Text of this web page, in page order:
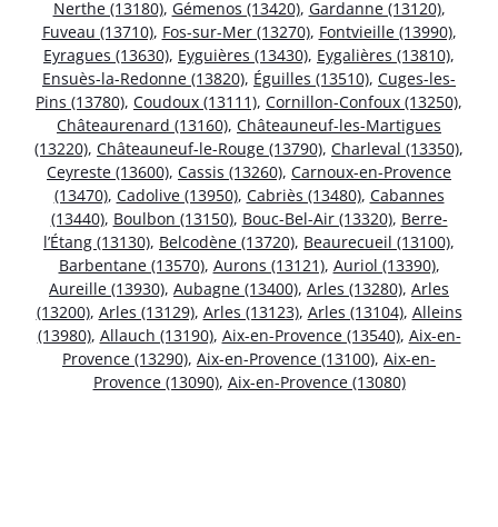
Nerthe (13180), Gémenos (13420), Gardanne (13120),
Fuveau (13710), Fos-sur-Mer (13270), Fontvieille (13990),
Eyragues (13630), Eyguières (13430), Eygalières (13810),
Ensuès-la-Redonne (13820), Éguilles (13510), Cuges-les-
Pins (13780), Coudoux (13111), Cornillon-Confoux (13250),
Châteaurenard (13160), Châteauneuf-les-Martigues
(13220), Châteauneuf-le-Rouge (13790), Charleval (13350),
Ceyreste (13600), Cassis (13260), Carnoux-en-Provence
(13470), Cadolive (13950), Cabriès (13480), Cabannes
(13440), Boulbon (13150), Bouc-Bel-Air (13320), Berre-
l’Étang (13130), Belcodène (13720), Beaurecueil (13100),
Barbentane (13570), Aurons (13121), Auriol (13390),
Aureille (13930), Aubagne (13400), Arles (13280), Arles
(13200), Arles (13129), Arles (13123), Arles (13104), Alleins
(13980), Allauch (13190), Aix-en-Provence (13540), Aix-en-
Provence (13290), Aix-en-Provence (13100), Aix-en-
Provence (13090), Aix-en-Provence (13080)